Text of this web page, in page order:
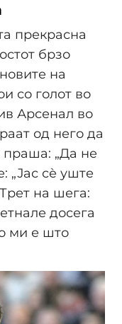
прекрасна
брзо
на
со голот во
Арсенал во
од него да
праша: „Да не
„Јас сѐ уште
на шега:
досега
ми е што